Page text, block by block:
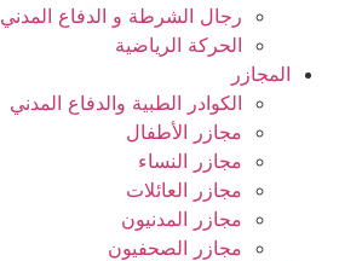
رجال الشرطة و الدفاع المدني
الحركة الرياضية
المجازر
الكوادر الطبية والدفاع المدني
مجازر الأطفال
مجازر النساء
مجازر العائلات
مجازر المدنيون
مجازر الصحفيون